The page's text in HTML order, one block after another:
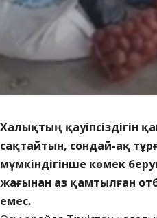
Халықтың қауіпсіздігін
сақтайтын, сондай-ақ
мүмкіндігінше көмек
жағынан аз қамтылған
емес.